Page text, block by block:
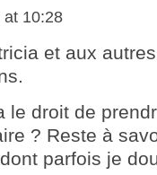
at 10:28
et aux autres
le droit de
? Reste à
parfois je